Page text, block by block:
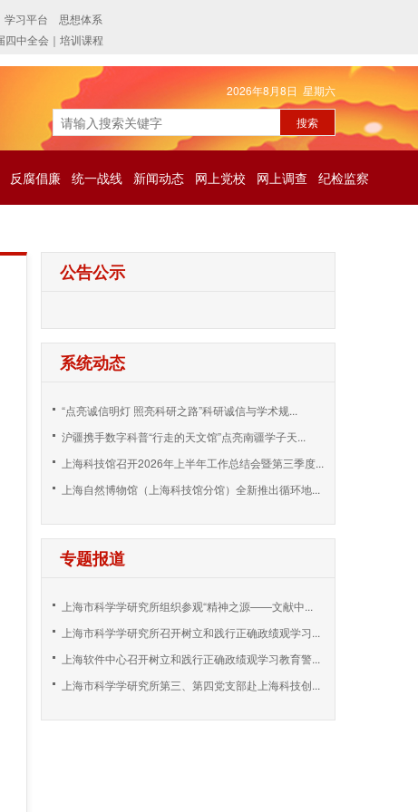
2026年8月8日 星期六
反腐倡廉 统一战线 新闻动态 网上党校 网上调查 纪检监察
公告公示
系统动态
“点亮诚信明灯 照亮科研之路”科研诚信与学术规...
沪疆携手数字科普“行走的天文馆”点亮南疆学子天...
上海科技馆召开2026年上半年工作总结会暨第三季度...
上海自然博物馆（上海科技馆分馆）全新推出循环地...
专题报道
上海市科学学研究所组织参观“精神之源——文献中...
上海市科学学研究所召开树立和践行正确政绩观学习...
上海软件中心召开树立和践行正确政绩观学习教育警...
上海市科学学研究所第三、第四党支部赴上海科技创...